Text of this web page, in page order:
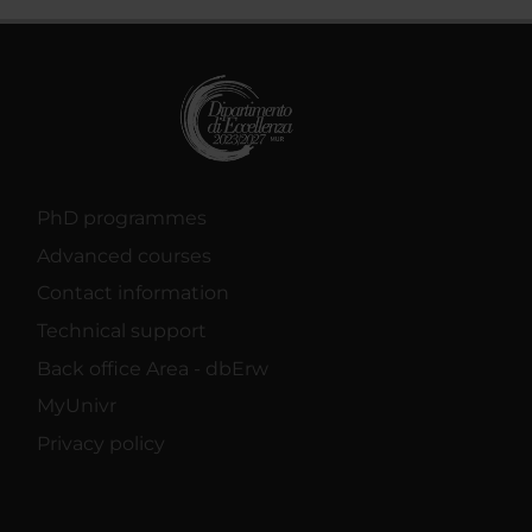
PhD programmes
Advanced courses
Contact information
Technical support
Back office Area - dbErw
MyUnivr
Privacy policy